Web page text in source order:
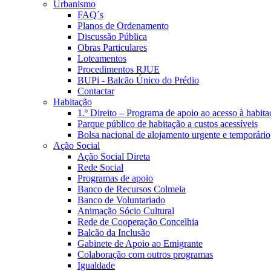
Urbanismo
FAQ´s
Planos de Ordenamento
Discussão Pública
Obras Particulares
Loteamentos
Procedimentos RJUE
BUPi - Balcão Único do Prédio
Contactar
Habitação
1.º Direito – Programa de apoio ao acesso à
Parque público de habitação a custos acessíveis
Bolsa nacional de alojamento urgente e temporário
Ação Social
Ação Social Direta
Rede Social
Programas de apoio
Banco de Recursos Colmeia
Banco de Voluntariado
Animação Sócio Cultural
Rede de Cooperação Concelhia
Balcão da Inclusão
Gabinete de Apoio ao Emigrante
Colaboração com outros programas
Igualdade